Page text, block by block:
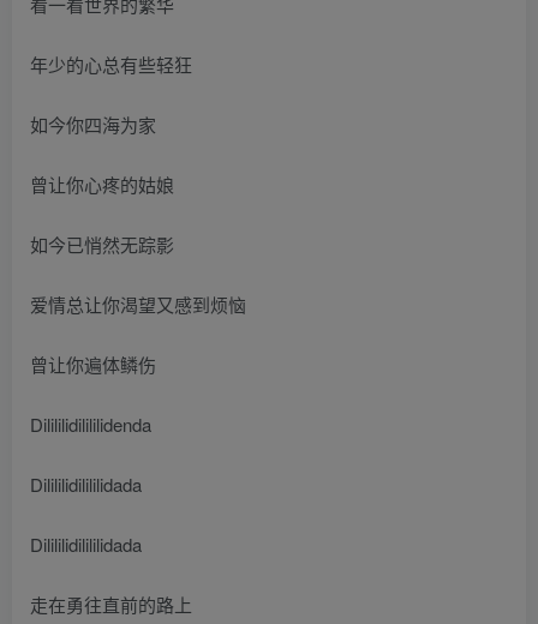
年少的心总有些轻狂
如今你四海为家
曾让你心疼的姑娘
如今已悄然无踪影
爱情总让你渴望又感到烦恼
曾让你遍体鳞伤
Dilililidilililidenda
Dilililidilililidada
Dilililidilililidada
走在勇往直前的路上